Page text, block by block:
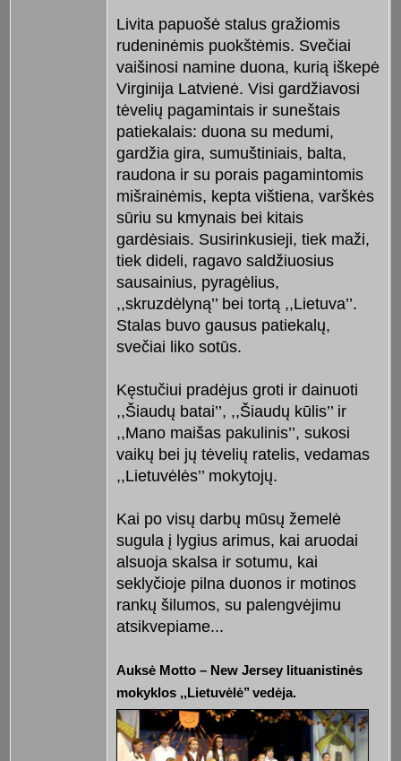
Livita papuošė stalus gražiomis
rudeninėmis puokštėmis. Svečiai
vaišinosi namine duona, kurią iškepė
Virginija Latvienė. Visi gardžiavosi
tėvelių pagamintais ir suneštais
patiekalais: duona su medumi,
gardžia gira, sumuštiniais, balta,
raudona ir su porais pagamintomis
mišrainėmis, kepta vištiena, varškės
sūriu su kmynais bei kitais
gardėsiais. Susirinkusieji, tiek maži,
tiek dideli, ragavo saldžiuosius
sausainius, pyragėlius,
,,skruzdėlyną’’ bei tortą ,,Lietuva’’.
Stalas buvo gausus patiekalų,
svečiai liko sotūs.
Kęstučiui pradėjus groti ir dainuoti
,,Šiaudų batai’’, ,,Šiaudų kūlis’’ ir
,,Mano maišas pakulinis’’, sukosi
vaikų bei jų tėvelių ratelis, vedamas
,,Lietuvėlės’’ mokytojų.
Kai po visų darbų mūsų žemelė
sugula į lygius arimus, kai aruodai
alsuoja skalsa ir sotumu, kai
seklyčioje pilna duonos ir motinos
rankų šilumos, su palengvėjimu
atsikvepiame...
Auksė Motto – New Jersey lituanistinės
mokyklos ,,Lietuvėlė’’ vedėja.